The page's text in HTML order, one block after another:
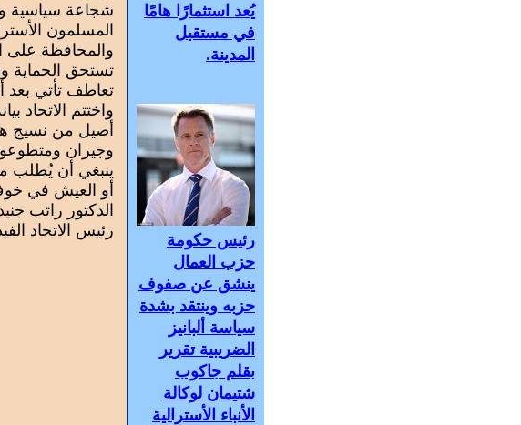
شجاعة سياسية
المسلمون
والمحافظة على
تستحق الحماية
تعاطف تأتي بعد
واختتم الاتحاد
أصيل من نسيج
وجيران
ينبغي أن يُطلب
أو العيش في
الدكتور راتب
رئيس الاتحاد
يُعد استثمارًا هامًا
في مستقبل
المدينة.
رئيس حكومة
حزب العمال
ينشق عن صفوف
حزبه وينتقد بشدة
سياسة ألبانيز
الضريبية تقرير
بقلم جاكوب
شتيمان لوكالة
الأنباء الأسترالية